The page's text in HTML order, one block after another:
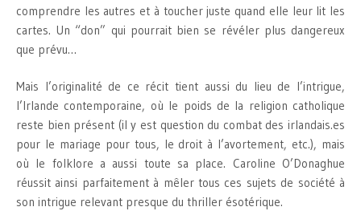
comprendre les autres et à toucher juste quand elle leur lit les
cartes. Un “don” qui pourrait bien se révéler plus dangereux
que prévu…
Mais l’originalité de ce récit tient aussi du lieu de l’intrigue,
l’Irlande contemporaine, où le poids de la religion catholique
reste bien présent (il y est question du combat des irlandais.es
pour le mariage pour tous, le droit à l’avortement, etc.), mais
où le folklore a aussi toute sa place. Caroline O’Donaghue
réussit ainsi parfaitement à mêler tous ces sujets de société à
son intrigue relevant presque du thriller ésotérique.